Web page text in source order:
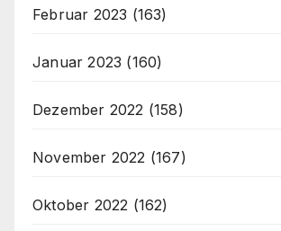
Februar 2023 (163)
Januar 2023 (160)
Dezember 2022 (158)
November 2022 (167)
Oktober 2022 (162)